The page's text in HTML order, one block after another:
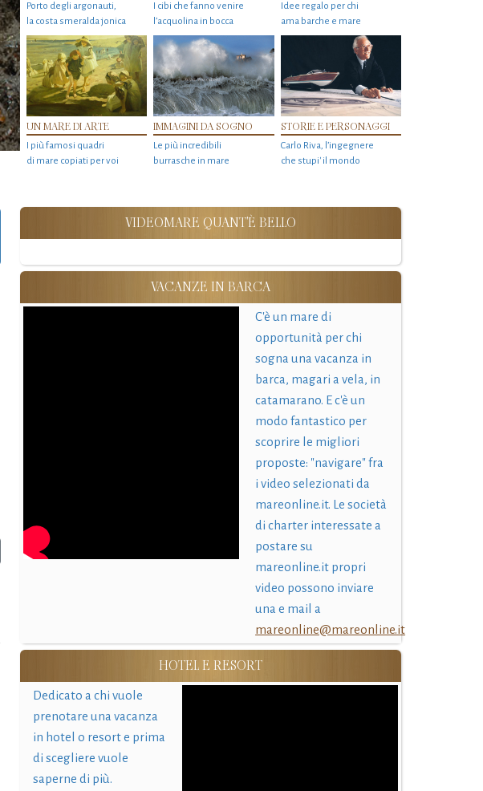
Porto degli argonauti,
la costa smeralda jonica
I cibi che fanno venire
l’acquolina in bocca
Idee regalo per chi
ama barche e mare
UN MARE DI ARTE
I più famosi quadri
di mare copiati per voi
IMMAGINI DA SOGNO
Le più incredibili
burrasche in mare
STORIE E PERSONAGGI
Carlo Riva, l’ingegnere
che stupi' il mondo
VIDEOMARE QUANT'È BELLO
VACANZE IN BARCA
C'è un mare di
opportunità per chi
sogna una vacanza in
barca, magari a vela, in
catamarano. E c'è un
modo fantastico per
scoprire le migliori
proposte: "navigare" fra
i video selezionati da
mareonline.it. Le società
di charter interessate a
postare su
mareonline.it propri
video possono inviare
una e mail a
mareonline@mareonline.it
HOTEL E RESORT
Dedicato a chi vuole
prenotare una vacanza
in hotel o resort e prima
di scegliere vuole
saperne di più.